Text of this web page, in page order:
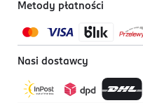
Metody płatności
Nasi dostawcy